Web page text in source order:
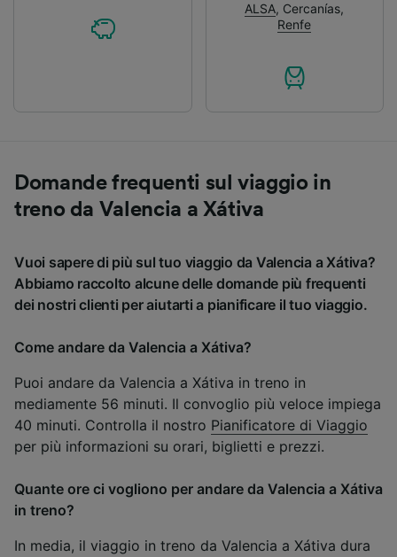
ALSA, Cercanías,
Renfe
Domande frequenti sul viaggio in
treno da Valencia a Xátiva
Vuoi sapere di più sul tuo viaggio da Valencia a Xátiva?
Abbiamo raccolto alcune delle domande più frequenti
dei nostri clienti per aiutarti a pianificare il tuo viaggio.
Come andare da Valencia a Xátiva?
Puoi andare da Valencia a Xátiva in treno in
mediamente 56 minuti. Il convoglio più veloce impiega
40 minuti. Controlla il nostro Pianificatore di Viaggio
per più informazioni su orari, biglietti e prezzi.
Quante ore ci vogliono per andare da Valencia a Xátiva
in treno?
In media, il viaggio in treno da Valencia a Xátiva dura